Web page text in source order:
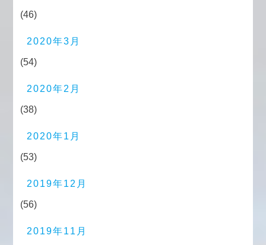
(46)
2020年3月
(54)
2020年2月
(38)
2020年1月
(53)
2019年12月
(56)
2019年11月